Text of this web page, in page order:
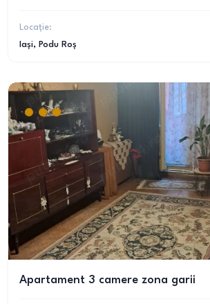
Locație:
Iași, Podu Roș
Apartament 3 camere zona garii